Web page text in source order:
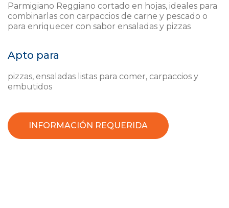
Parmigiano Reggiano cortado en hojas, ideales para
combinarlas con carpaccios de carne y pescado o
para enriquecer con sabor ensaladas y pizzas
Apto para
pizzas, ensaladas listas para comer, carpaccios y
embutidos
INFORMACIÓN REQUERIDA